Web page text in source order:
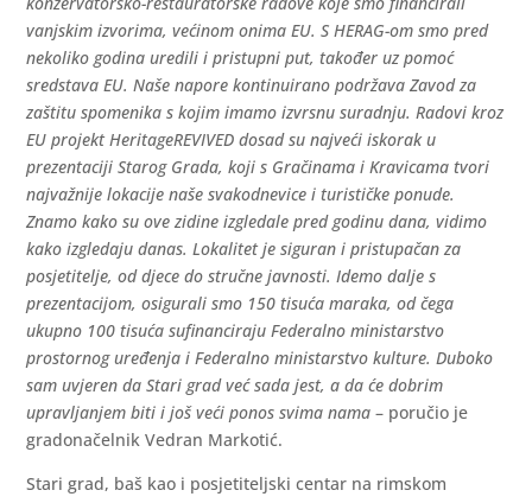
vanjskim izvorima, većinom onima EU. S HERAG-om smo pred
nekoliko godina uredili i pristupni put, također uz pomoć
sredstava EU. Naše napore kontinuirano podržava Zavod za
zaštitu spomenika s kojim imamo izvrsnu suradnju. Radovi kroz
EU projekt HeritageREVIVED dosad su najveći iskorak u
prezentaciji Starog Grada, koji s Gračinama i Kravicama tvori
najvažnije lokacije naše svakodnevice i turističke ponude.
Znamo kako su ove zidine izgledale pred godinu dana, vidimo
kako izgledaju danas. Lokalitet je siguran i pristupačan za
posjetitelje, od djece do stručne javnosti. Idemo dalje s
prezentacijom, osigurali smo 150 tisuća maraka, od čega
ukupno 100 tisuća sufinanciraju Federalno ministarstvo
prostornog uređenja i Federalno ministarstvo kulture. Duboko
sam uvjeren da Stari grad već sada jest, a da će dobrim
upravljanjem biti i još veći ponos svima nama – poručio je
gradonačelnik Vedran Markotić.
Stari grad, baš kao i posjetiteljski centar na rimskom